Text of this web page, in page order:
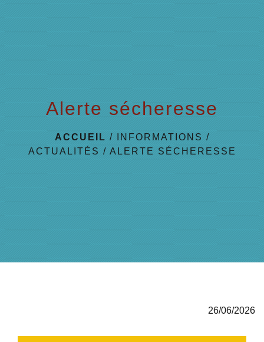
Alerte sécheresse
ACCUEIL / INFORMATIONS /
ACTUALITÉS / ALERTE SÉCHERESSE
26/06/2026